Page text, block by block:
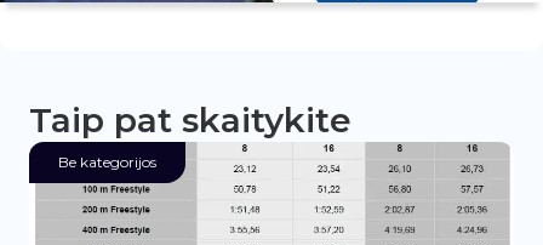
Taip pat skaitykite
Be kategorijos